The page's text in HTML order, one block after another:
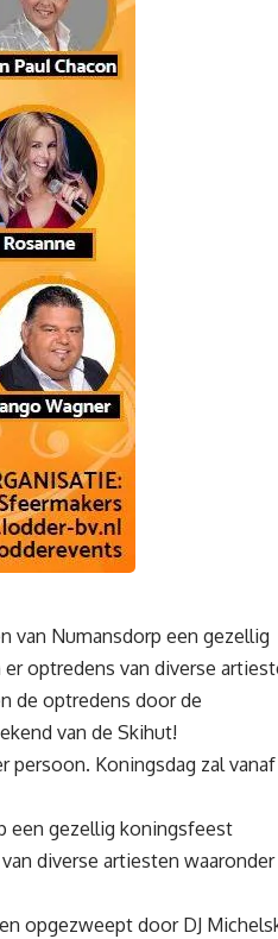
van Numansdorp een gezellig
optredens van diverse
de optredens door de
van de Skihut!
persoon. Koningsdag zal
een gezellig koningsfeest
diverse artiesten waaronder
opgezweept door DJ